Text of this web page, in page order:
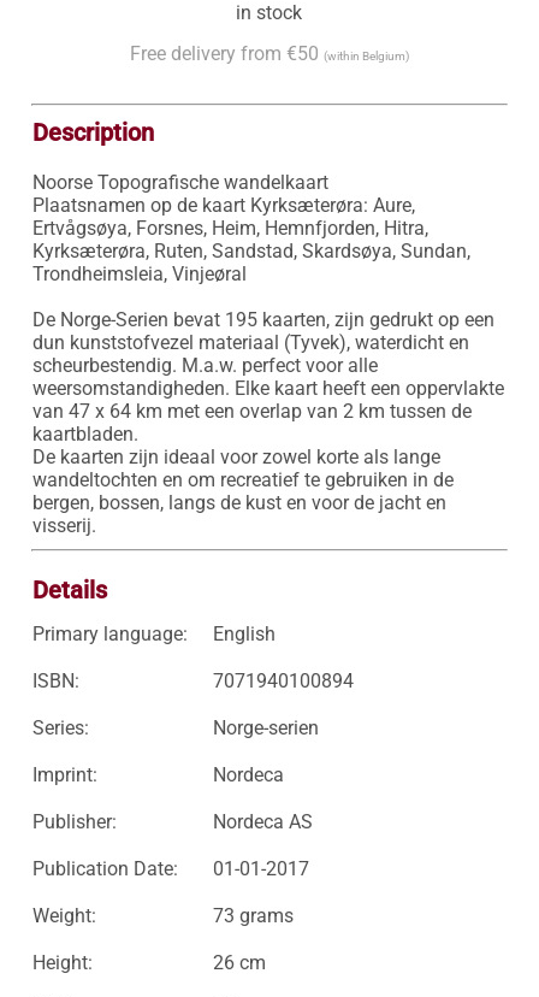
in stock
Free delivery from €50 (within Belgium)
Description
Noorse Topografische wandelkaart
Plaatsnamen op de kaart Kyrksæterøra: Aure,
Ertvågsøya, Forsnes, Heim, Hemnfjorden, Hitra,
Kyrksæterøra, Ruten, Sandstad, Skardsøya, Sundan,
Trondheimsleia, Vinjeøral
De Norge-Serien bevat 195 kaarten, zijn gedrukt op een
dun kunststofvezel materiaal (Tyvek), waterdicht en
scheurbestendig. M.a.w. perfect voor alle
weersomstandigheden. Elke kaart heeft een oppervlakte
van 47 x 64 km met een overlap van 2 km tussen de
kaartbladen.
De kaarten zijn ideaal voor zowel korte als lange
wandeltochten en om recreatief te gebruiken in de
bergen, bossen, langs de kust en voor de jacht en
visserij.
Details
Primary language: English
ISBN: 7071940100894
Series: Norge-serien
Imprint: Nordeca
Publisher: Nordeca AS
Publication Date: 01-01-2017
Weight: 73 grams
Height: 26 cm